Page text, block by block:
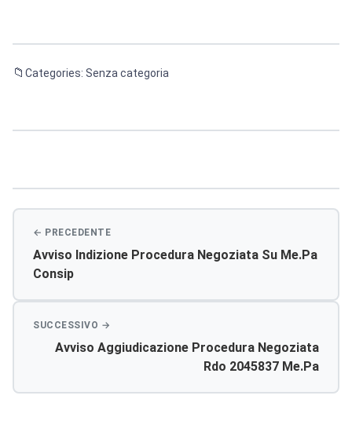
Categories: Senza categoria
Avviso Indizione Procedura Negoziata Su Me.pa
Consip
Avviso Aggiudicazione Procedura Negoziata
Rdo 2045837 Me.pa